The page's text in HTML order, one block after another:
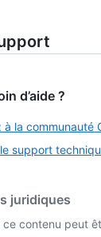
d’aide ?
à la communauté
support
juridiques
ce contenu peut